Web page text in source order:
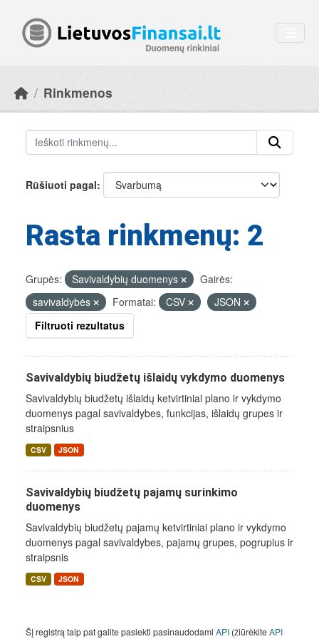
Rinkmenos
Rūšiuoti pagal
Rasta rinkmenų: 2
Grupės: Savivaldybių duomenys
Gairės:
savivaldybės
Formatai: CSV
JSON
Filtruoti rezultatus
Savivaldybių biudžetų išlaidų vykdymo duomenys
Savivaldybių biudžetų išlaidų ketvirtiniai plano ir vykdymo
duomenys pagal savivaldybes, funkcijas, išlaidų grupes ir
straipsnius
CSV JSON
Savivaldybių biudžetų pajamų surinkimo
duomenys
Savivaldybių biudžetų pajamų ketvirtiniai plano ir vykdymo
duomenys pagal savivaldybes, pajamų grupes, pogrupius ir
straipsnis
CSV JSON
Šį registrą taip pat galite pasiekti pasinaudodami API (žiūrėkiteAPI